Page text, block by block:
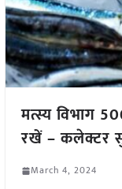
मत्स्य विभाग
रखें – कलेक्टर
March 4, 2024